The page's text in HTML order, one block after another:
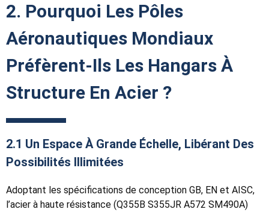
2. Pourquoi Les Pôles
Aéronautiques Mondiaux
Préfèrent-Ils Les Hangars À
Structure En Acier ?
2.1 Un Espace À Grande Échelle, Libérant Des
Possibilités Illimitées
Adoptant les spécifications de conception GB, EN et AISC,
l’acier à haute résistance (Q355B S355JR A572 SM490A)